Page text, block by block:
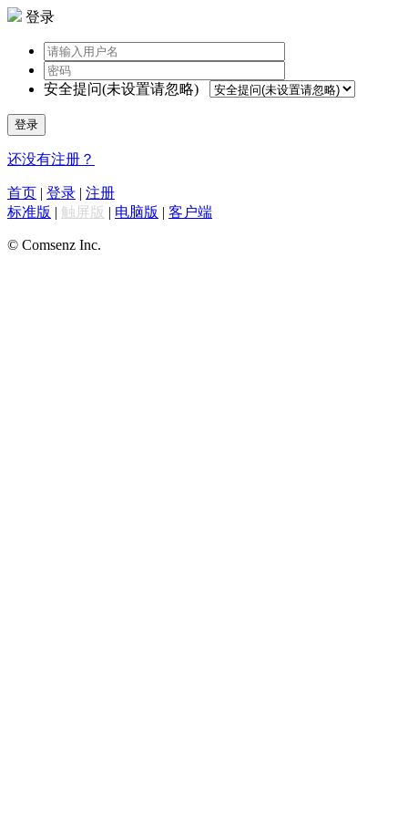
登录
安全提问(未设置请忽略)
登录
还没有注册？
首页 | 登录 | 注册
标准版 | 触屏版 | 电脑版 | 客户端
© Comsenz Inc.